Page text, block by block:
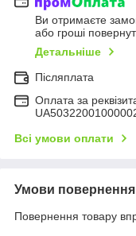
Ви отримаєте
або гроші
Детальніше
Післяплата
Оплата за
Всі умови оплати
Умови повернення
Повернення товару